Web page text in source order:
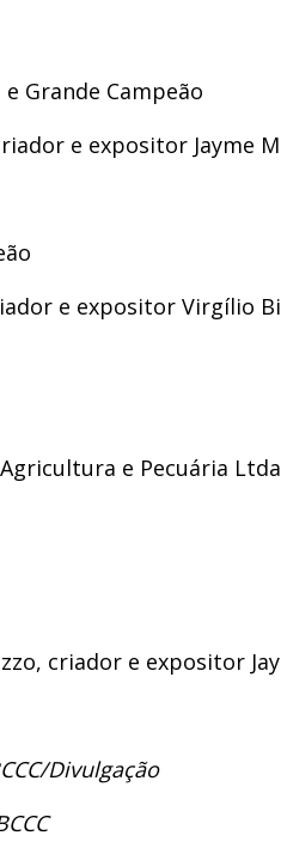
Grande Campeão
e expositor Jayme
e expositor Virgílio
e Pecuária
criador e expositor
Divulgação